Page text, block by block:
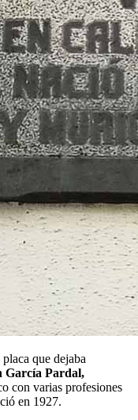
que dejaba
García Pardal,
con varias profesiones
en 1927.